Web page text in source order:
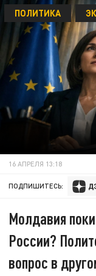
ПОЛИТИКА
16 АПРЕЛЯ 13:18
ПОДПИШИТЕСЬ:
Молдавия
России?
вопрос в